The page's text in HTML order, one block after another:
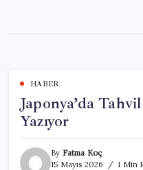
content
HABER
Japonya’da
Yazıyor
By Fatma Koç
15 Mayıs 2026
1 Min